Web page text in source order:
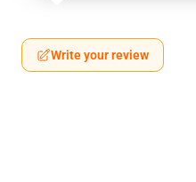
Write your review